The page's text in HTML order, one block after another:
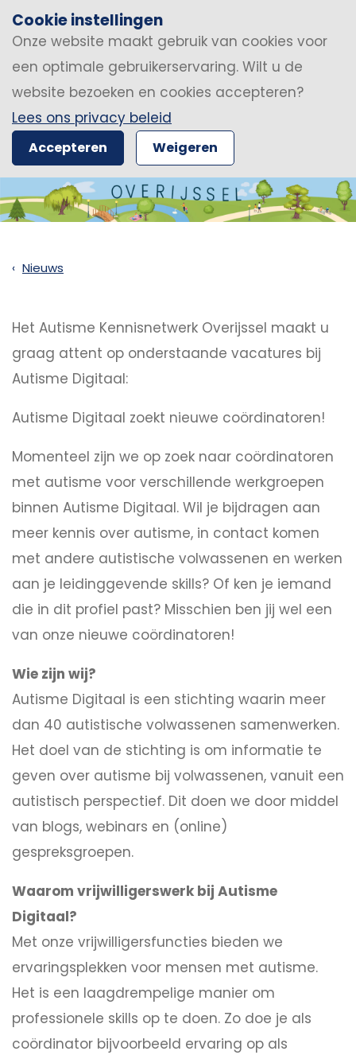
Cookie instellingen
Onze website maakt gebruik van cookies voor
een optimale gebruikerservaring. Wilt u de
website bezoeken en cookies accepteren?
Lees ons privacy beleid
Accepteren Weigeren
Nieuws
Het Autisme Kennisnetwerk Overijssel maakt u
graag attent op onderstaande vacatures bij
Autisme Digitaal:
Autisme Digitaal zoekt nieuwe coördinatoren!
Momenteel zijn we op zoek naar coördinatoren
met autisme voor verschillende werkgroepen
binnen Autisme Digitaal. Wil je bijdragen aan
meer kennis over autisme, in contact komen
met andere autistische volwassenen en werken
aan je leidinggevende skills? Of ken je iemand
die in dit profiel past? Misschien ben jij wel een
van onze nieuwe coördinatoren!
Wie zijn wij?
Autisme Digitaal is een stichting waarin meer
dan 40 autistische volwassenen samenwerken.
Het doel van de stichting is om informatie te
geven over autisme bij volwassenen, vanuit een
autistisch perspectief. Dit doen we door middel
van blogs, webinars en (online)
gespreksgroepen.
Waarom vrijwilligerswerk bij Autisme
Digitaal?
Met onze vrijwilligersfuncties bieden we
ervaringsplekken voor mensen met autisme.
Het is een laagdrempelige manier om
professionele skills op te doen. Zo doe je als
coördinator bijvoorbeeld ervaring op als